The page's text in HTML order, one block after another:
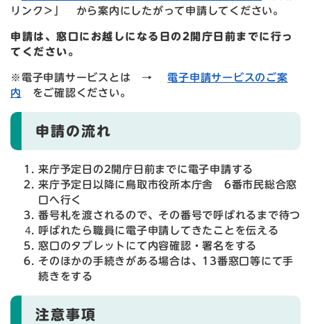
リンク＞
」 から案内にしたがって申請してください。
申請は、窓口にお越しになる日の2開庁日前までに行っ
てください。
※電子申請サービスとは →電子申請サービスのご案
内
をご確認ください。​
申請の流れ
来庁予定日の2開庁日前までに電子申請する
来庁予定日以降に鳥取市役所本庁舎 6番市民総合窓
口へ行く
番号札を渡されるので、その番号で呼ばれるまで待つ
呼ばれたら職員に電子申請してきたことを伝える
窓口のタブレットにて内容確認・署名をする
そのほかの手続きがある場合は、13番窓口等にて手
続きをする
注意事項